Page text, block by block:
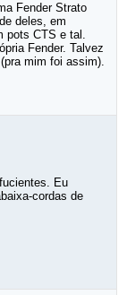
Fender Strato
deles, em
pots CTS e tal.
Fender. Talvez
mim foi assim).
Eu
cordas de